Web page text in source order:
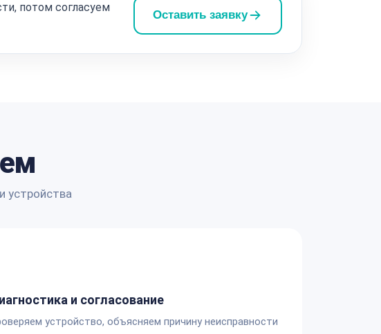
потом согласуем
Оставить заявку
устройства
и согласование
устройство, объясняем причину неисправности